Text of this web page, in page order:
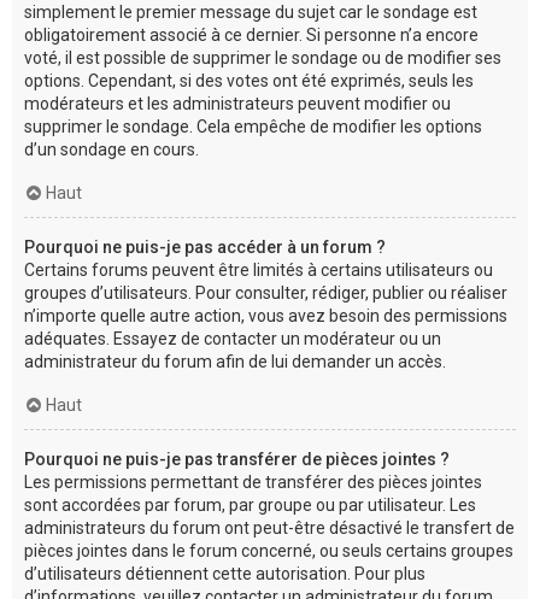
simplement le premier message du sujet car le sondage est
obligatoirement associé à ce dernier. Si personne n’a encore
voté, il est possible de supprimer le sondage ou de modifier ses
options. Cependant, si des votes ont été exprimés, seuls les
modérateurs et les administrateurs peuvent modifier ou
supprimer le sondage. Cela empêche de modifier les options
d’un sondage en cours.
Haut
Pourquoi ne puis-je pas accéder à un forum ?
Certains forums peuvent être limités à certains utilisateurs ou
groupes d’utilisateurs. Pour consulter, rédiger, publier ou réaliser
n’importe quelle autre action, vous avez besoin des permissions
adéquates. Essayez de contacter un modérateur ou un
administrateur du forum afin de lui demander un accès.
Haut
Pourquoi ne puis-je pas transférer de pièces jointes ?
Les permissions permettant de transférer des pièces jointes
sont accordées par forum, par groupe ou par utilisateur. Les
administrateurs du forum ont peut-être désactivé le transfert de
pièces jointes dans le forum concerné, ou seuls certains groupes
d’utilisateurs détiennent cette autorisation. Pour plus